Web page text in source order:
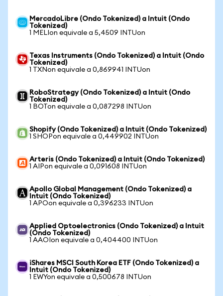
MercadoLibre (Ondo Tokenized) a Intuit (Ondo
Tokenized)
1 MELIon equivale a 5,4509 INTUon
Texas Instruments (Ondo Tokenized) a Intuit (Ondo
Tokenized)
1 TXNon equivale a 0,869941 INTUon
RoboStrategy (Ondo Tokenized) a Intuit (Ondo
Tokenized)
1 BOTon equivale a 0,087298 INTUon
Shopify (Ondo Tokenized) a Intuit (Ondo Tokenized)
1 SHOPon equivale a 0,449902 INTUon
Arteris (Ondo Tokenized) a Intuit (Ondo Tokenized)
1 AIPon equivale a 0,091608 INTUon
Apollo Global Management (Ondo Tokenized) a
Intuit (Ondo Tokenized)
1 APOon equivale a 0,396233 INTUon
Applied Optoelectronics (Ondo Tokenized) a Intuit
(Ondo Tokenized)
1 AAOIon equivale a 0,404400 INTUon
iShares MSCI South Korea ETF (Ondo Tokenized) a
Intuit (Ondo Tokenized)
1 EWYon equivale a 0,500678 INTUon